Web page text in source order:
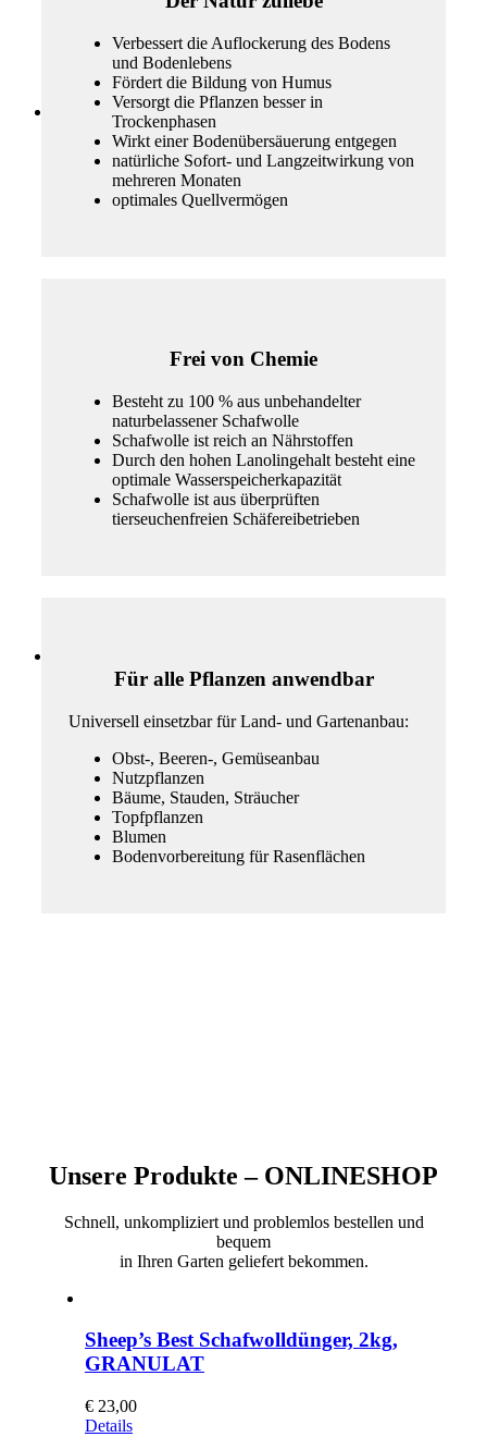
Verbessert die Auflockerung des Bodens
und Bodenlebens
Fördert die Bildung von Humus
Versorgt die Pflanzen besser in
Trockenphasen
Wirkt einer Bodenübersäuerung entgegen
natürliche Sofort- und Langzeitwirkung von
mehreren Monaten
optimales Quellvermögen
Frei von Chemie
Besteht zu 100 % aus unbehandelter
naturbelassener Schafwolle
Schafwolle ist reich an Nährstoffen
Durch den hohen Lanolingehalt besteht eine
optimale Wasserspeicherkapazität
Schafwolle ist aus überprüften
tierseuchenfreien Schäfereibetrieben
Für alle Pflanzen anwendbar
Universell einsetzbar für Land- und Gartenanbau:
Obst-, Beeren-, Gemüseanbau
Nutzpflanzen
Bäume, Stauden, Sträucher
Topfpflanzen
Blumen
Bodenvorbereitung für Rasenflächen
Unsere Produkte – ONLINESHOP
Schnell, unkompliziert und problemlos bestellen und
bequem
in Ihren Garten geliefert bekommen.
Sheep’s Best Schafwolldünger, 2kg,
GRANULAT
€23,00
Details